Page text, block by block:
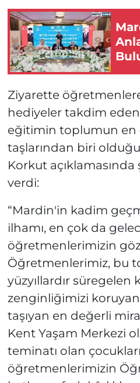
Ziyarette
hediyeler takdim
eğitimin toplumun en
taşlarından biri
Korkut
verdi:
“Mardin'in kadim
ilhamı, en çok da
öğretmenlerimizin
Öğretmenlerimiz, bu
yüzyıllardır süregelen
zenginliğimizi
taşıyan en değerli
Kent Yaşam Merkezi
teminatı olan
öğretmenlerimizin